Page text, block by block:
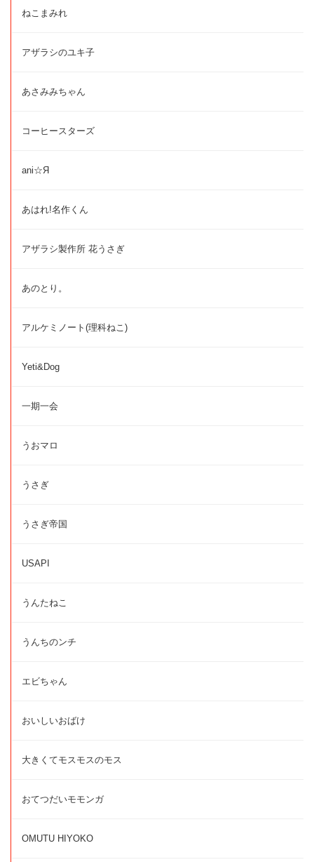
ねこまみれ
アザラシのユキ子
あさみみちゃん
コーヒースターズ
ani☆Я
あはれ!名作くん
アザラシ製作所 花うさぎ
あのとり。
アルケミノート(理科ねこ)
Yeti&Dog
一期一会
うおマロ
うさぎ
うさぎ帝国
USAPI
うんたねこ
うんちのンチ
エビちゃん
おいしいおばけ
大きくてモスモスのモス
おてつだいモモンガ
OMUTU HIYOKO